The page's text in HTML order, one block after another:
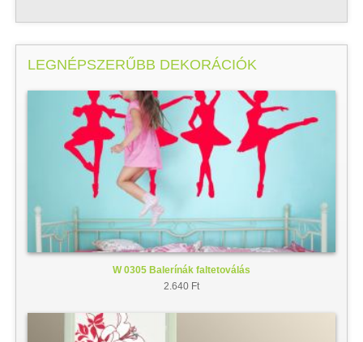
LEGNÉPSZERŰBB DEKORÁCIÓK
W 0305 Balerínák faltetoválás
2.640 Ft